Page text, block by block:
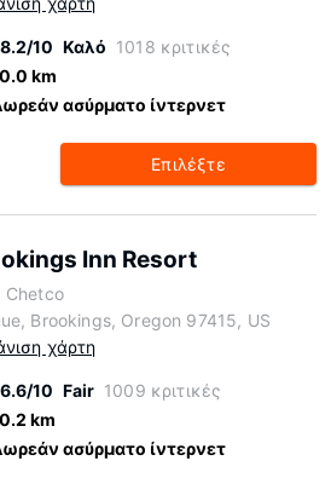
8.2/10 Καλό 1018 κριτικές
km
ασύρματο ίντερνετ
Επιλέξτε
Inn Resort
Chetco
Brookings, Oregon 97415, US
χάρτη
6.6/10 Fair 1009 κριτικές
km
ασύρματο ίντερνετ